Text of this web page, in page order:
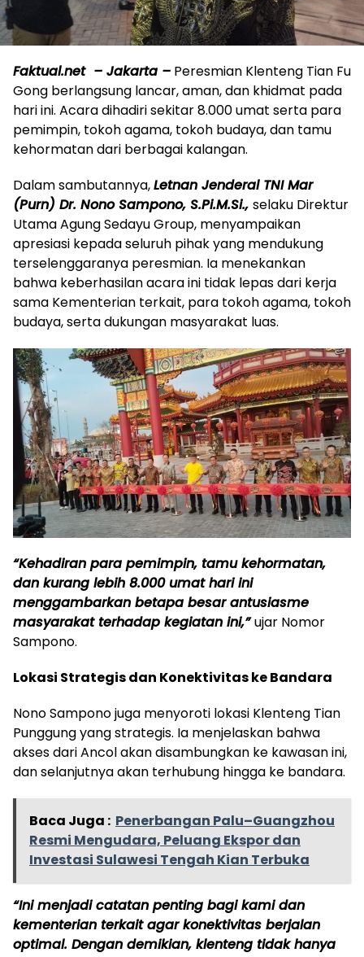
Faktual.net – Jakarta – Peresmian Klenteng Tian Fu
Gong berlangsung lancar, aman, dan khidmat pada
hari ini. Acara dihadiri sekitar 8.000 umat serta para
pemimpin, tokoh agama, tokoh budaya, dan tamu
kehormatan dari berbagai kalangan.
Dalam sambutannya,Letnan Jenderal TNI Mar
(Purn) Dr. Nono Sampono, S.Pi.M.Si., selaku Direktur
Utama Agung Sedayu Group, menyampaikan
apresiasi kepada seluruh pihak yang mendukung
terselenggaranya peresmian. Ia menekankan
bahwa keberhasilan acara ini tidak lepas dari kerja
sama Kementerian terkait, para tokoh agama, tokoh
budaya, serta dukungan masyarakat luas.
“Kehadiran para pemimpin, tamu kehormatan,
dan kurang lebih 8.000 umat hari ini
menggambarkan betapa besar antusiasme
masyarakat terhadap kegiatan ini,” ujar Nomor
Sampono.
Lokasi Strategis dan Konektivitas ke Bandara
Nono Sampono juga menyoroti lokasi Klenteng Tian
Punggung yang strategis. Ia menjelaskan bahwa
akses dari Ancol akan disambungkan ke kawasan ini,
dan selanjutnya akan terhubung hingga ke bandara.
Baca Juga : Penerbangan Palu–Guangzhou
Resmi Mengudara, Peluang Ekspor dan
Investasi Sulawesi Tengah Kian Terbuka
“Ini menjadi catatan penting bagi kami dan
kementerian terkait agar konektivitas berjalan
optimal. Dengan demikian, klenteng tidak hanya